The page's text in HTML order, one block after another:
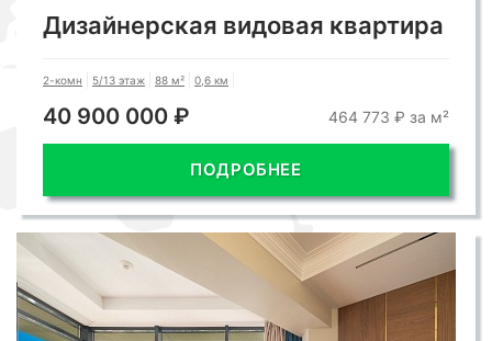
Дизайнерская видовая квартира
2-комн 5/13 этаж 88 м² 0,6 км
40 900 000 ₽ 464 773 ₽ за м²
ПОДРОБНЕЕ